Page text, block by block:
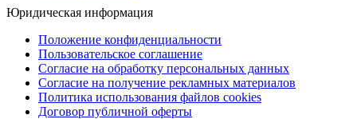
Юридическая информация
Положение конфиденциальности
Пользовательское соглашение
Согласие на обработку персональных данных
Согласие на получение рекламных материалов
Политика использования файлов cookies
Договор публичной оферты